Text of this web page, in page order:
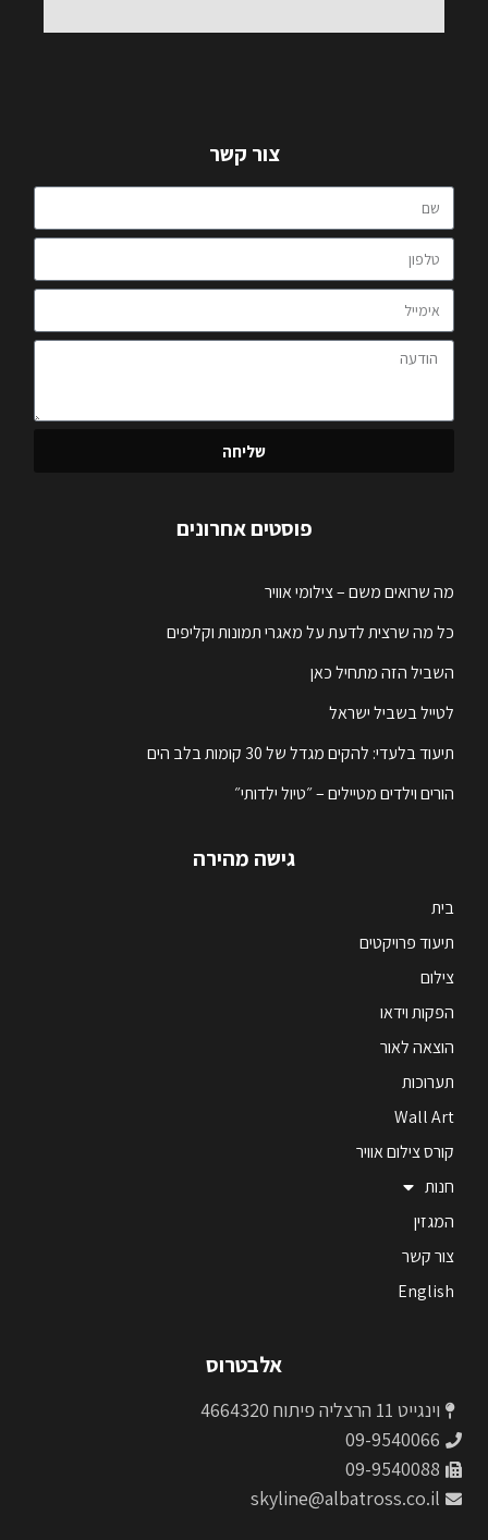
צור קשר
שליחה
פוסטים אחרונים
מה שרואים משם – צילומי אוויר
כל מה שרצית לדעת על מאגרי תמונות וקליפים
השביל הזה מתחיל כאן
לטייל בשביל ישראל
תיעוד בלעדי: להקים מגדל של 30 קומות בלב הים
הורים וילדים מטיילים – ״טיול ילדותי״
גישה מהירה
בית
תיעוד פרויקטים
צילום
הפקות וידאו
הוצאה לאור
תערוכות
Wall Art
קורס צילום אוויר
חנות
המגזין
צור קשר
English
אלבטרוס
וינגייט 11 הרצליה פיתוח 4664320
09-9540066
09-9540088
skyline@albatross.co.il